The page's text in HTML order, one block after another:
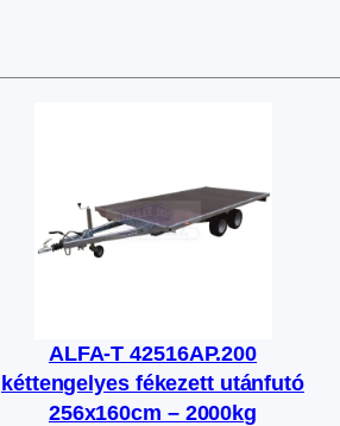
ALFA-T 42516AP.200
kéttengelyes fékezett utánfutó
256x160cm – 2000kg